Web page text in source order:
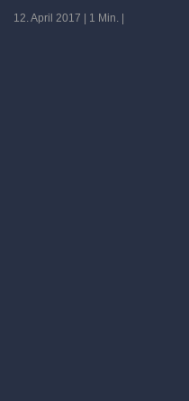
12. April 2017 1 Min.